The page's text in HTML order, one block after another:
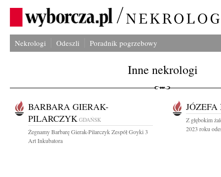
Nekrologi Odeszli Poradnik pogrzebowy
Inne nekrologi
BARBARA GIERAK-
PILARCZYK GDAŃSK
Żegnamy Barbarę Gierak-Pilarczyk Zespół Goyki 3
Art Inkubatora
Z głębokim
2023 roku